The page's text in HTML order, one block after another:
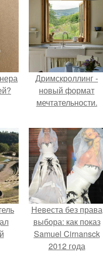
Дримскроллинг -
новый формат
мечтательности.
Невеста без права
выбора: как показ
Samuel Cirnansck
2012 года